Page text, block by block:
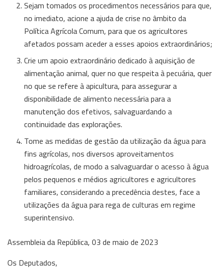
Sejam tomados os procedimentos necessários para que,
no imediato, acione a ajuda de crise no âmbito da
Política Agrícola Comum, para que os agricultores
afetados possam aceder a esses apoios extraordinários;
Crie um apoio extraordinário dedicado à aquisição de
alimentação animal, quer no que respeita à pecuária, quer
no que se refere à apicultura, para assegurar a
disponibilidade de alimento necessária para a
manutenção dos efetivos, salvaguardando a
continuidade das explorações.
Tome as medidas de gestão da utilização da água para
fins agrícolas, nos diversos aproveitamentos
hidroagrícolas, de modo a salvaguardar o acesso à água
pelos pequenos e médios agricultores e agricultores
familiares, considerando a precedência destes, face a
utilizações da água para rega de culturas em regime
superintensivo.
Assembleia da República, 03 de maio de 2023
Os Deputados,